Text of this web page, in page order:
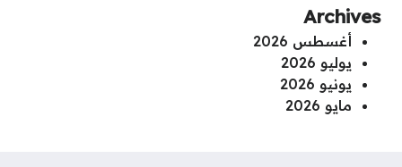
Archives
أغسطس 2026
يوليو 2026
يونيو 2026
مايو 2026